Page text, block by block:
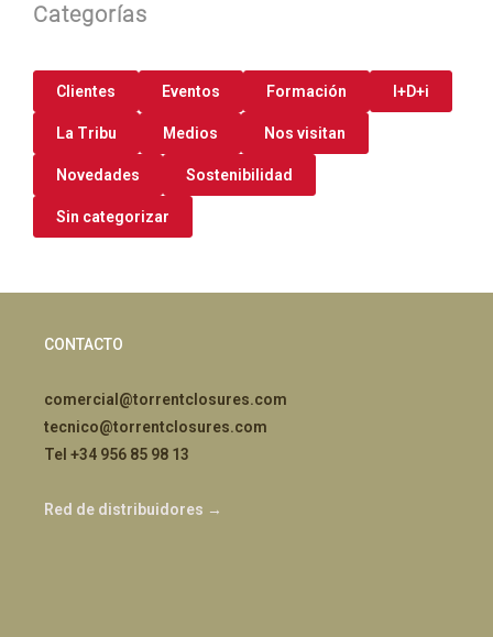
Categorías
Clientes Eventos Formación I+D+i
La Tribu Medios Nos visitan
Novedades Sostenibilidad
Sin categorizar
CONTACTO
comercial@torrentclosures.com
tecnico@torrentclosures.com
Tel +34 956 85 98 13
Red de distribuidores →